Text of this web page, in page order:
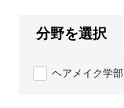
分野を選択
ヘアメイク学部